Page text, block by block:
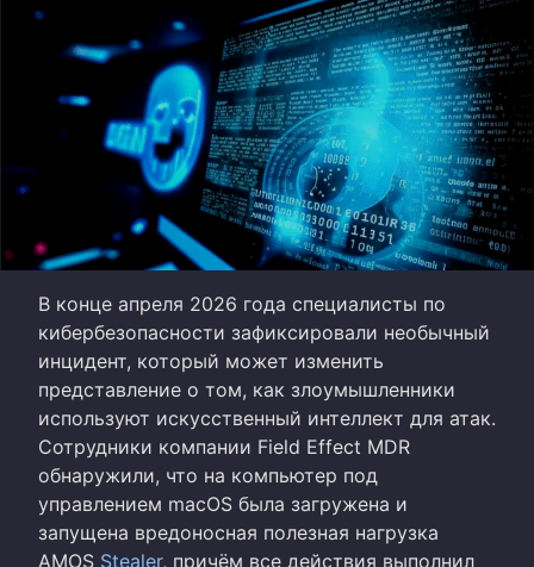
В конце апреля 2026 года специалисты по
кибербезопасности зафиксировали необычный
инцидент, который может изменить
представление о том, как злоумышленники
используют искусственный интеллект для атак.
Сотрудники компании Field Effect MDR
обнаружили, что на компьютер под
управлением macOS была загружена и
запущена вредоносная полезная нагрузка
AMOS Stealer, причём все действия выполнил